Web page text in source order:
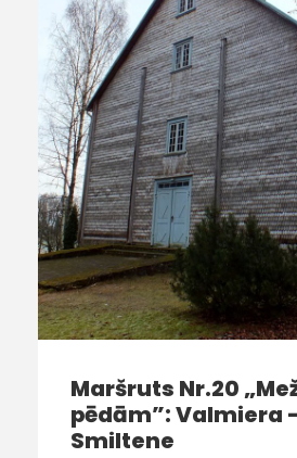
Maršruts Nr.20
pēdām”: Valmiera
Smiltene